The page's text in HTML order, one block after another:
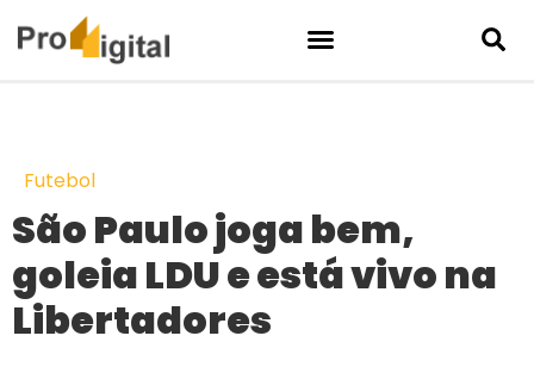
Futebol
São Paulo joga bem,
goleia LDU e está vivo na
Libertadores